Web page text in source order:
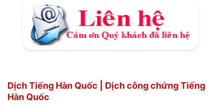
Dịch Tiếng Hàn Quốc | Dịch công chứng Tiếng
Hàn Quốc